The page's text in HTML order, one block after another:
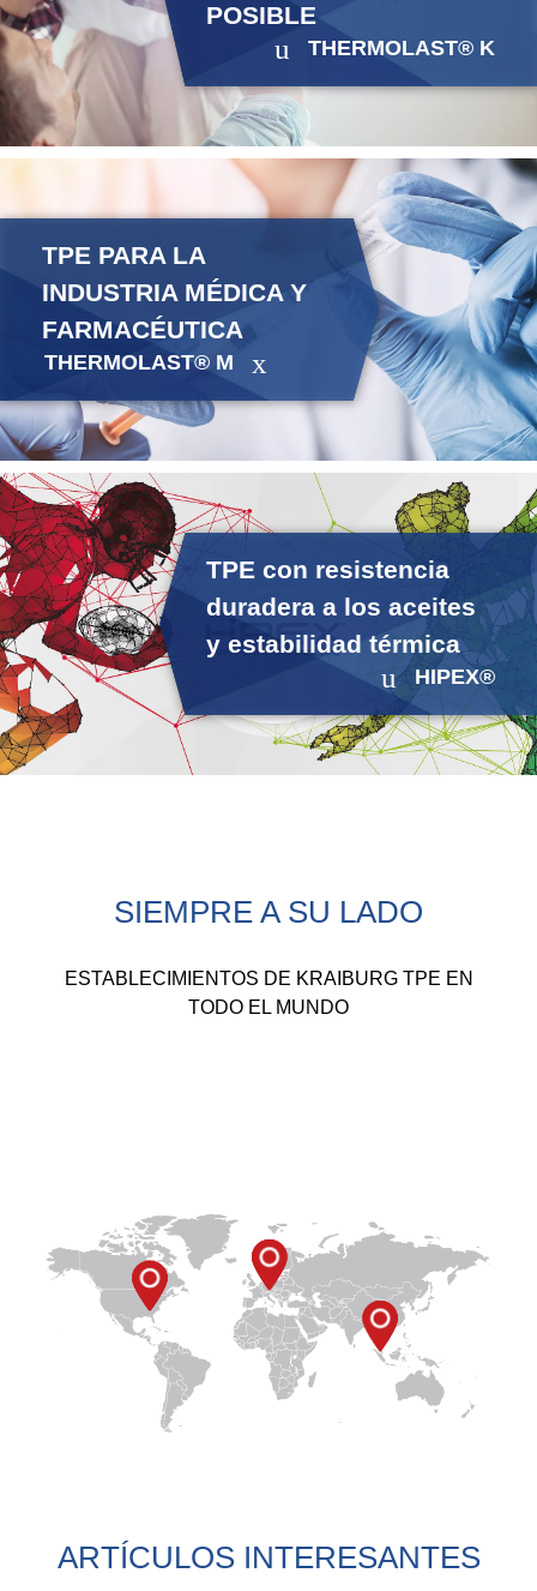
POSIBLE
THERMOLAST® K
TPE PARA LA
INDUSTRIA MÉDICA Y
FARMACÉUTICA
THERMOLAST® M
TPE con resistencia
duradera a los aceites
y estabilidad térmica
HIPEX®
SIEMPRE A SU LADO
ESTABLECIMIENTOS DE KRAIBURG TPE EN
TODO EL MUNDO
ARTÍCULOS INTERESANTES